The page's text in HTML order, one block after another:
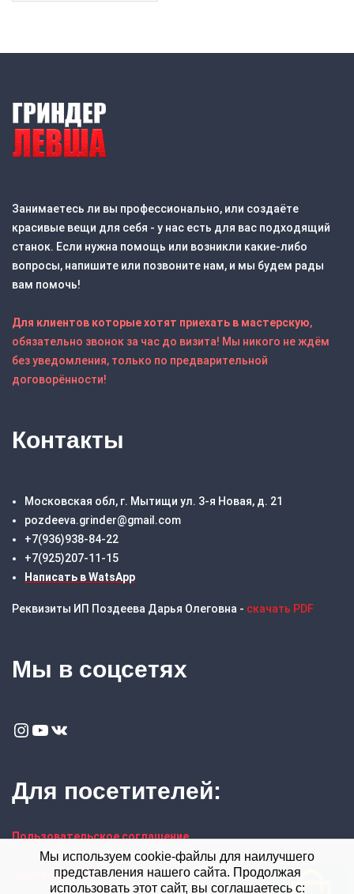
Занимаетесь ли вы профессионально, или создаёте
красивые вещи для себя - у нас есть для вас подходящий
станок. Если нужна помощь или возникли какие-либо
вопросы, напишите или позвоните нам, и мы будем рады
вам помочь!
Для клиентов которые хотят приехать в мастерскую,
обязательно звонок за час до визита! Мы никого не ждём
без уведомления, только по предварительной
договорённости!
Контакты
Московская обл, г. Мытищи ул. 3-я Новая, д. 21
pozdeeva.grinder@gmail.com
+7(936)938-84-22
+7(925)207-11-15
Написать в WatsApp
Реквизиты ИП Поздеева Дарья Олеговна - скачать PDF
Мы в соцсетях
Instagram
YouTube
VK
Для посетителей:
Пользовательское соглашение
Политика конфиденциальности
Мы используем cookie-файлы для наилучшего
представления нашего сайта. Продолжая
использовать этот сайт, вы соглашаетесь с: